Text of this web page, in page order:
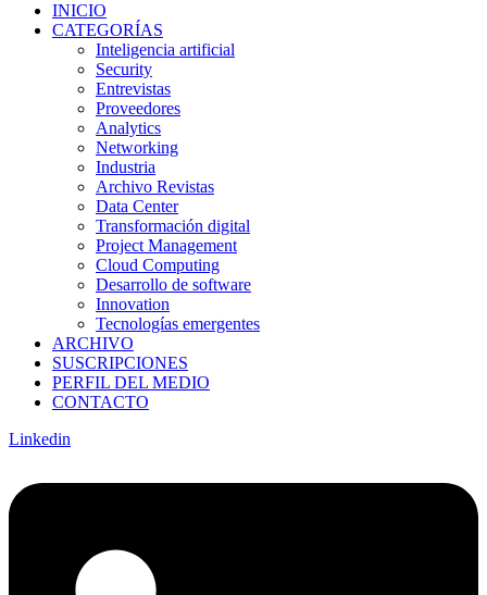
INICIO
CATEGORÍAS
Inteligencia artificial
Security
Entrevistas
Proveedores
Analytics
Networking
Industria
Archivo Revistas
Data Center
Transformación digital
Project Management
Cloud Computing
Desarrollo de software
Innovation
Tecnologías emergentes
ARCHIVO
SUSCRIPCIONES
PERFIL DEL MEDIO
CONTACTO
Linkedin